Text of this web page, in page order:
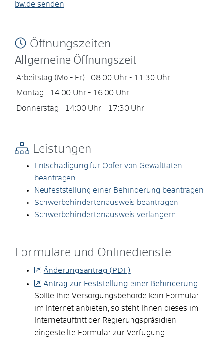
bw.de senden
Öffnungszeiten
Allgemeine Öffnungszeit
Arbeitstag (Mo - Fr) 08:00 Uhr - 11:30 Uhr
Montag
14:00 Uhr - 16:00 Uhr
Donnerstag
14:00 Uhr - 17:30 Uhr
Leistungen
Entschädigung für Opfer von Gewalttaten
beantragen
Neufeststellung einer Behinderung beantragen
Schwerbehindertenausweis beantragen
Schwerbehindertenausweis verlängern
Formulare und Onlinedienste
Änderungsantrag (PDF)
Antrag zur Feststellung einer Behinderung
Sollte Ihre Versorgungsbehörde kein Formular
im Internet anbieten, so steht Ihnen dieses im
Internetauftritt der Regierungspräsidien
eingestellte Formular zur Verfügung.